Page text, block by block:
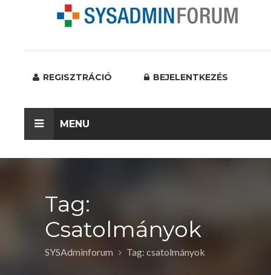
REGISZTRÁCIÓ BEJELENTKEZÉS
MENU
Tag:
Csatolmányok
SYSAdminforum Tag: csatolmányok